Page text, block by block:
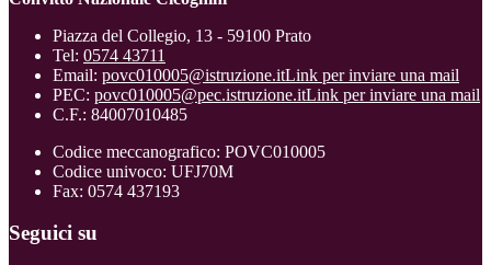
Piazza del Collegio, 13 - 59100 Prato
Tel: 0574 43711
Email: povc010005@istruzione.itLink per inviare una mail
PEC: povc010005@pec.istruzione.itLink per inviare una mail
C.F.: 84007010485
Codice meccanografico: POVC010005
Codice univoco: UFJ70M
Fax: 0574 437193
Seguici su